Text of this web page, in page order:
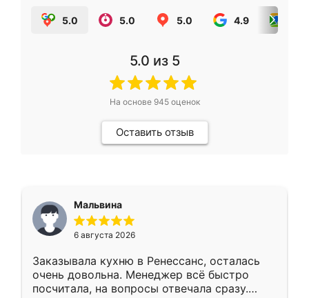
5.0 5.0 5.0 4.9
5.0 из 5
На основе 945оценок
Оставить отзыв
Мальвина
6 августа 2026
Заказывала кухню в Ренессанс, осталась
очень довольна. Менеджер всё быстро
посчитала, на вопросы отвечала сразу.